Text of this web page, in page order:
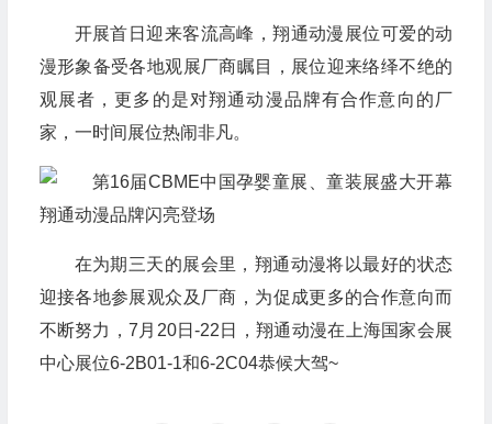
开展首日迎来客流高峰，翔通动漫展位可爱的动
漫形象备受各地观展厂商瞩目，展位迎来络绎不绝的
观展者，更多的是对翔通动漫品牌有合作意向的厂
家，一时间展位热闹非凡。
在为期三天的展会里，翔通动漫将以最好的状态
迎接各地参展观众及厂商，为促成更多的合作意向而
不断努力，7月20日-22日，翔通动漫在上海国家会展
中心展位6-2B01-1和6-2C04恭候大驾~